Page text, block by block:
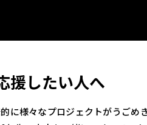
援したい人へ
に様々なプロジェクトがうご